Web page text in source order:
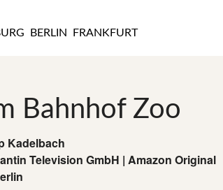
BERLIN FRANKFURT
Bahnhof Zoo
Kadelbach
Television GmbH | Amazon Original